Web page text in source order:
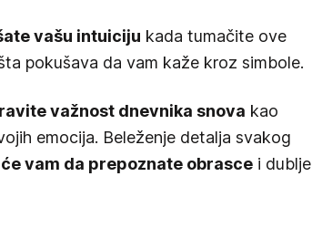
vašu intuiciju kada tumačite ove
pokušava da vam kaže kroz simbole.
važnost dnevnika snova kao
emocija. Beleženje detalja svakog
vam da prepoznate obrasce i dublje